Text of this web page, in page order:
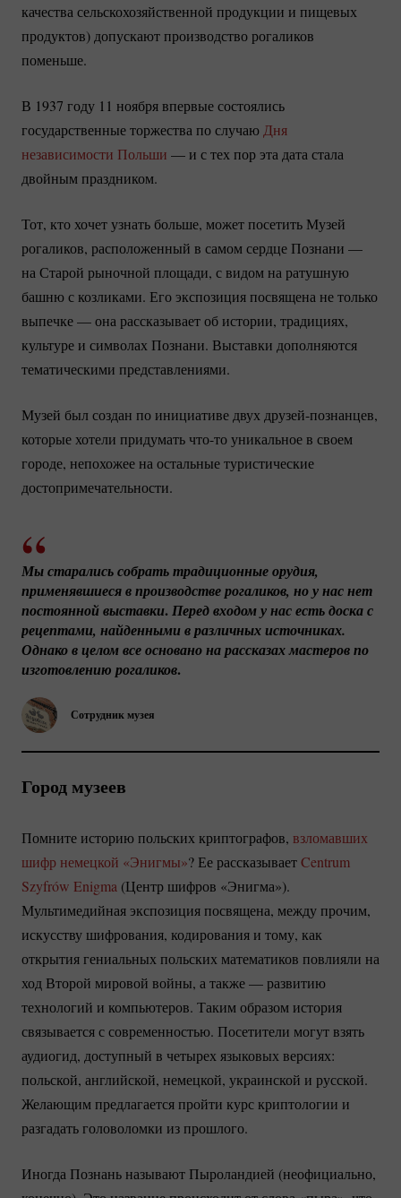
качества сельскохозяйственной продукции и пищевых
продуктов) допускают производство рогаликов
поменьше.
В 1937 году 11 ноября впервые состоялись
государственные торжества по случаю Дня
независимости Польши — и с тех пор эта дата стала
двойным праздником.
Тот, кто хочет узнать больше, может посетить Музей
рогаликов, расположенный в самом сердце Познани —
на Старой рыночной площади, с видом на ратушную
башню с козликами. Его экспозиция посвящена не только
выпечке — она рассказывает об истории, традициях,
культуре и символах Познани. Выставки дополняются
тематическими представлениями.
Музей был создан по инициативе двух друзей-познанцев,
которые хотели придуматьчто-тоуникальное в своем
городе, непохожее на остальные туристические
достопримечательности.
Сотрудник музея
Мы старались собрать традиционные орудия,
применявшиеся в производстве рогаликов, но у нас нет
постоянной выставки. Перед входом у нас есть доска с
рецептами, найденными в различных источниках.
Однако в целом все основано на рассказах мастеров по
изготовлению рогаликов.
Город музеев
Помните историю польских криптографов, взломавших
шифр немецкой «Энигмы»? Ее рассказываетCentrum
Szyfrów Enigma (Центр шифров «Энигма»).
Мультимедийная экспозиция посвящена, между прочим,
искусству шифрования, кодирования и тому, как
открытия гениальных польских математиков повлияли на
ход Второй мировой войны, а также — развитию
технологий и компьютеров. Таким образом история
связывается с современностью. Посетители могут взять
аудиогид, доступный в четырех языковых версиях:
польской, английской, немецкой, украинской и русской.
Желающим предлагается пройти курс криптологии и
разгадать головоломки из прошлого.
Иногда Познань называют Пыроландией (неофициально,